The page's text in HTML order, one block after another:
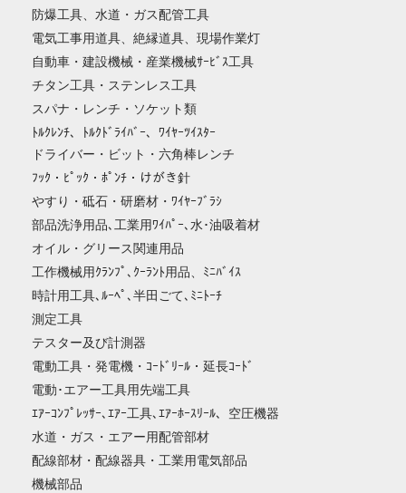
防爆工具、水道・ガス配管工具
電気工事用道具、絶縁道具、現場作業灯
自動車・建設機械・産業機械ｻｰﾋﾞｽ工具
チタン工具・ステンレス工具
スパナ・レンチ・ソケット類
ﾄﾙｸﾚﾝﾁ、ﾄﾙｸﾄﾞﾗｲﾊﾞｰ、ﾜｲﾔｰﾂｲｽﾀｰ
ドライバー・ビット・六角棒レンチ
ﾌｯｸ・ﾋﾟｯｸ・ﾎﾟﾝﾁ・けがき針
やすり・砥石・研磨材・ﾜｲﾔｰﾌﾞﾗｼ
部品洗浄用品､工業用ﾜｲﾊﾟｰ､水･油吸着材
オイル・グリース関連用品
工作機械用ｸﾗﾝﾌﾟ､ｸｰﾗﾝﾄ用品、ﾐﾆﾊﾞｲｽ
時計用工具､ﾙｰﾍﾟ､半田ごて､ﾐﾆﾄｰﾁ
測定工具
テスター及び計測器
電動工具・発電機・ｺｰﾄﾞﾘｰﾙ・延長ｺｰﾄﾞ
電動･エアー工具用先端工具
ｴｱｰｺﾝﾌﾟﾚｯｻｰ､ｴｱｰ工具､ｴｱｰﾎｰｽﾘｰﾙ、空圧機器
水道・ガス・エアー用配管部材
配線部材・配線器具・工業用電気部品
機械部品